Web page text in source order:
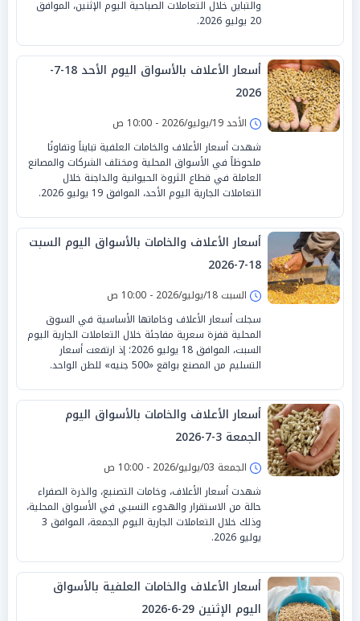
والتباين خلال التعاملات الصباحية اليوم الإثنين، الموافق
20 يوليو 2026.
أسعار الأعلاف بالأسواق اليوم الأحد 18-7-
2026
الأحد 19/يوليو/2026 - 10:00 ص
شهدت أسعار الأعلاف والخامات العلفية تبايناً وتفاوتًا
ملحوظاً في الأسواق المحلية ومختلف الشركات والمصانع
العاملة في قطاع الثروة الحيوانية والداجنة خلال
التعاملات الجارية اليوم الأحد، الموافق 19 يوليو 2026.
أسعار الأعلاف والخامات بالأسواق اليوم السبت
18-7-2026
السبت 18/يوليو/2026 - 10:00 ص
سجلت أسعار الأعلاف وخاماتها الأساسية في السوق
المحلية قفزة سعرية مفاجئة خلال التعاملات الجارية اليوم
السبت، الموافق 18 يوليو 2026؛ إذ ارتفعت أسعار
التسليم من المصنع بواقع «500 جنيه» للطن الواحد.
أسعار الأعلاف والخامات بالأسواق اليوم
الجمعة 3-7-2026
الجمعة 03/يوليو/2026 - 10:00 ص
شهدت أسعار الأعلاف، وخامات التصنيع، والذرة الصفراء
حالة من الاستقرار والهدوء النسبي في الأسواق المحلية،
وذلك خلال التعاملات الجارية اليوم الجمعة، الموافق 3
يوليو 2026.
أسعار الأعلاف والخامات العلفية بالأسواق
اليوم الإثنين 29-6-2026